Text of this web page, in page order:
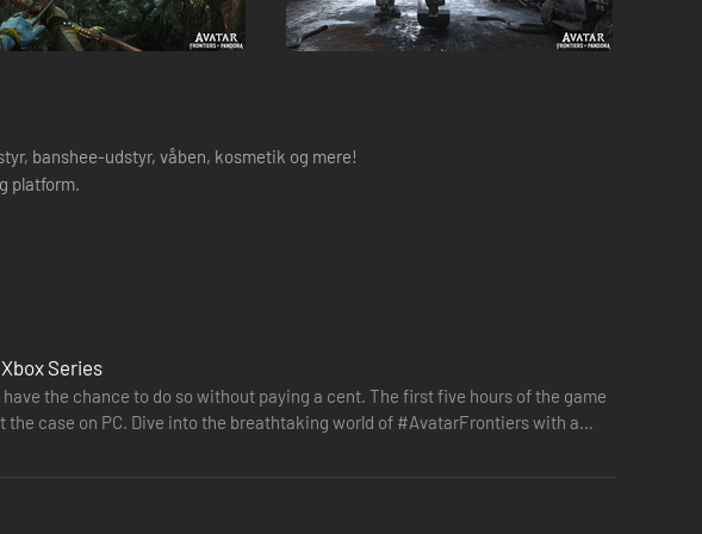
banshee-udstyr, våben, kosmetik og mere!
platform.
Series
the chance to do so without paying a cent. The first five hours of the game
the case on PC. Dive into the breathtaking world of #AvatarFrontiers with a